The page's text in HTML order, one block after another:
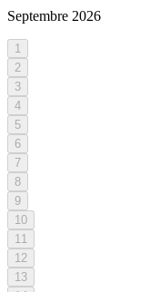
Septembre 2026
1
2
3
4
5
6
7
8
9
10
11
12
13